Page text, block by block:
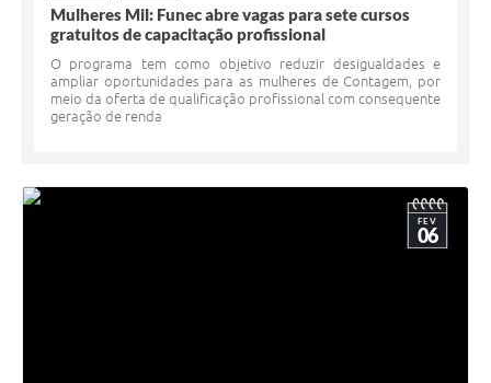
Mulheres Mil: Funec abre vagas para sete cursos
gratuitos de capacitação profissional
O programa tem como objetivo reduzir desigualdades e
ampliar oportunidades para as mulheres de Contagem, por
meio da oferta de qualificação profissional com consequente
geração de renda
FEV
06